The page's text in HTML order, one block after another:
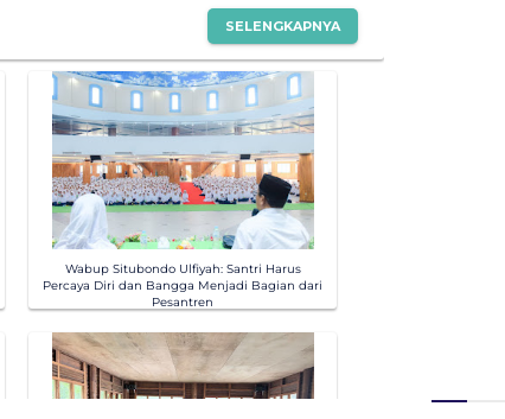
SELENGKAPNYA
Wabup Situbondo Ulfiyah: Santri Harus
Percaya Diri dan Bangga Menjadi Bagian dari
Pesantren